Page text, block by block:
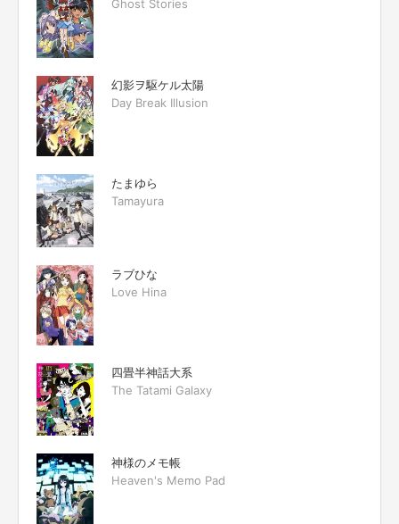
Ghost Stories
幻影ヲ駆ケル太陽
Day Break Illusion
たまゆら
Tamayura
ラブひな
Love Hina
四畳半神話大系
The Tatami Galaxy
神様のメモ帳
Heaven's Memo Pad